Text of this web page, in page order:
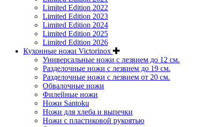
Limited Edition 2022
Limited Edition 2023
Limited Edition 2024
Limited Edition 2025
Limited Edition 2026
Кухонные ножи Victorinox
Универсальные ножи с лезвием до 12 см.
Разделочные ножи с лезвием до 19 см.
Разделочные ножи с лезвием от 20 см.
Обвалочные ножи
Филейные ножи
Ножи Santoku
Ножи для хлеба и выпечки
Ножи с пластиковой рукоятью